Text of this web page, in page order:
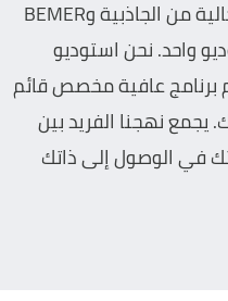
بالأشعة تحت الحمراء البعيدة وأنظمة التدليك الخالية من الجاذبية وBEMER
واحد. نحن استوديو
عافية مخصص قائم
نهجنا الفريد بين
في الوصول إلى ذاتك